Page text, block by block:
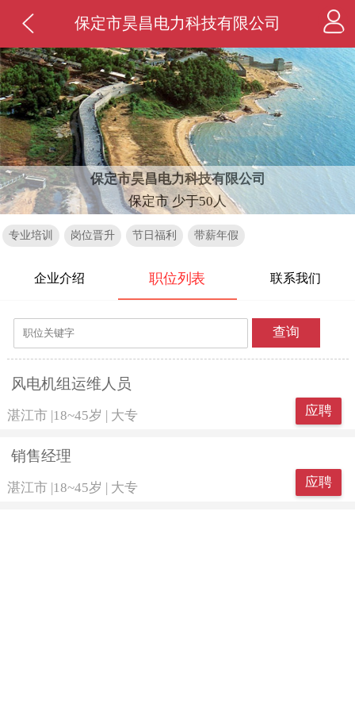
保定市昊昌电力科技有限公司
保定市昊昌电力科技有限公司
保定市 少于50人
专业培训 岗位晋升 节日福利 带薪年假
企业介绍 职位列表 联系我们
查询
风电机组运维人员
湛江市 18~45岁 大专 应聘
销售经理
湛江市 |18~45岁 | 大专 应聘